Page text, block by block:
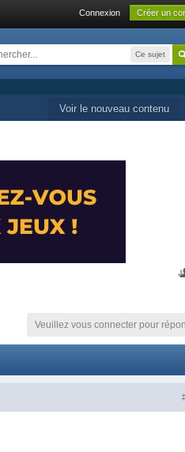
Connexion Créer un
Ce sujet
Voir le nouveau contenu
Veuillez vous connecter pour